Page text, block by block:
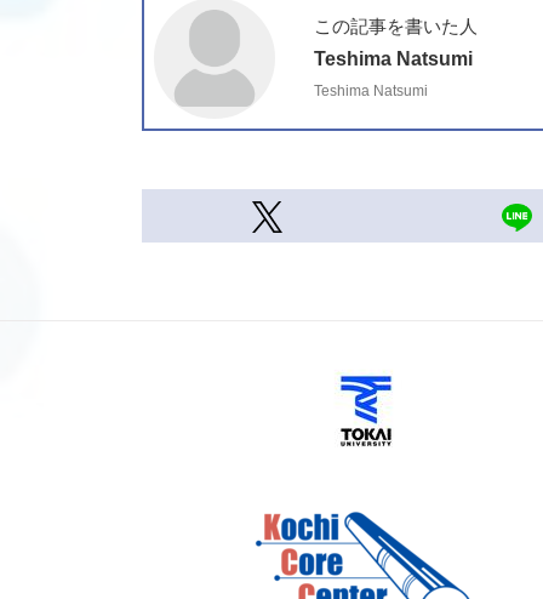
この記事を書いた人
Teshima Natsumi
Teshima Natsumi